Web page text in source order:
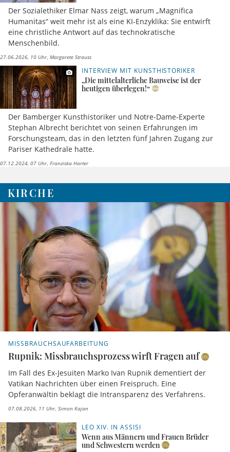
Der Sozialethiker Elmar Nass zeigt, warum „Magnifica
Humanitas“ weit mehr ist als eine KI-Enzyklika: Sie entwirft
eine christliche Antwort auf das technokratische
Menschenbild.
27.06.2026, 10 Uhr Margarete Strauss
INTERVIEW MIT KUNSTHISTORIKER
„Die mittelalterliche Bauweise ist der
heutigen überlegen!“
Der Bamberger Kunsthistoriker und Notre-Dame-Experte
Stephan Albrecht berichtet von seinen Erfahrungen im
Forschungsteam, das in den letzten fünf Jahren Zugang zur
Pariser Kathedrale hatte.
07.12.2024, 07 Uhr Franziska Harter
KIRCHE
MISSBRAUCHSAUFARBEITUNG
Rupnik: Missbrauchsprozess wirft Fragen auf
Im Fall des Ex-Jesuiten Marko Ivan Rupnik dementiert der
Vatikan Nachrichten über einen Freispruch. Eine
Opferanwältin beklagt die Intransparenz des Verfahrens.
07.08.2026, 11 Uhr Simon Kajan
LEO XIV. IN ASSISI
Wenn aus Männern und Frauen Brüder
und Schwestern werden